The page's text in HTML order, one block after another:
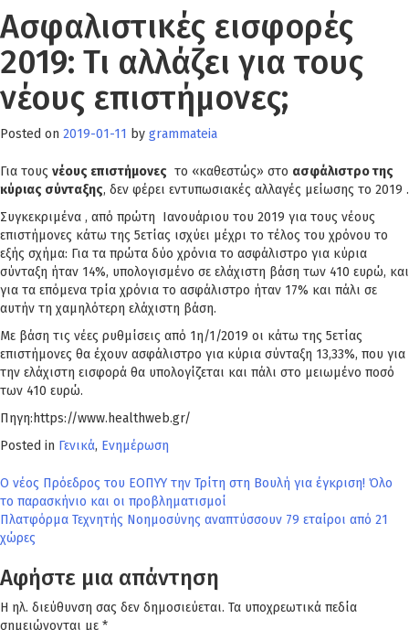
Ασφαλιστικές εισφορές
2019: Τι αλλάζει για τους
νέους επιστήμονες;
Posted on 2019-01-11 by grammateia
Για τους νέους επιστήμονες το «καθεστώς» στο ασφάλιστρο της
κύριας σύνταξης, δεν φέρει εντυπωσιακές αλλαγές μείωσης το 2019 .
Συγκεκριμένα , από πρώτη Ιανουάριου του 2019 για τους νέους
επιστήμονες κάτω της 5ετίας ισχύει μέχρι το τέλος του χρόνου το
εξής σχήμα: Για τα πρώτα δύο χρόνια το ασφάλιστρο για κύρια
σύνταξη ήταν 14%, υπολογισμένο σε ελάχιστη βάση των 410 ευρώ, και
για τα επόμενα τρία χρόνια το ασφάλιστρο ήταν 17% και πάλι σε
αυτήν τη χαμηλότερη ελάχιστη βάση.
Με βάση τις νέες ρυθμίσεις από 1η/1/2019 οι κάτω της 5ετίας
επιστήμονες θα έχουν ασφάλιστρο για κύρια σύνταξη 13,33%, που για
την ελάχιστη εισφορά θα υπολογίζεται και πάλι στο μειωμένο ποσό
των 410 ευρώ.
Πηγη:https://www.healthweb.gr/
Posted in Γενικά, Ενημέρωση
Πλοήγηση
άρθρων
Ο νέος Πρόεδρος του ΕΟΠΥΥ την Τρίτη στη Βουλή για έγκριση! Όλο
το παρασκήνιο και οι προβληματισμοί
Πλατφόρμα Τεχνητής Νοημοσύνης αναπτύσσουν 79 εταίροι από 21
χώρες
Αφήστε μια απάντηση
Η ηλ. διεύθυνση σας δεν δημοσιεύεται. Τα υποχρεωτικά πεδία
σημειώνονται με *